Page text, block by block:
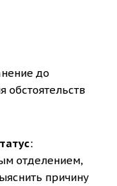
до
обстоятельств
отделением,
причину